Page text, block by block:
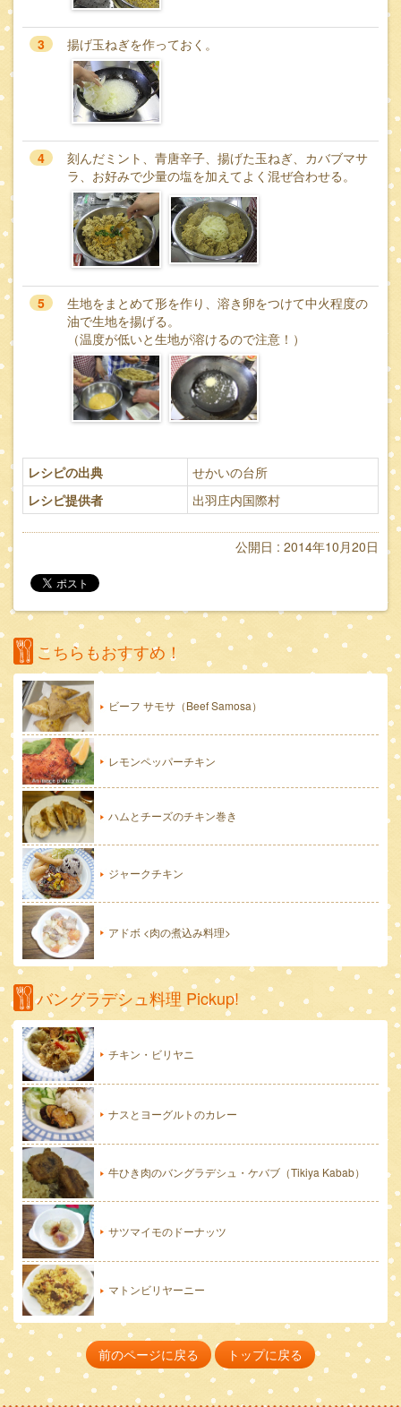
3 揚げ玉ねぎを作っておく。
4
刻んだミント、青唐辛子、揚げた玉ねぎ、カバブマサ
ラ、お好みで少量の塩を加えてよく混ぜ合わせる。
5
生地をまとめて形を作り、溶き卵をつけて中火程度の
油で生地を揚げる。
（温度が低いと生地が溶けるので注意！）
レシピの出典
せかいの台所
レシピ提供者
出羽庄内国際村
公開日 : 2014年10月20日
こちらもおすすめ！
ビーフ サモサ（Beef Samosa）
レモンペッパーチキン
ハムとチーズのチキン巻き
ジャークチキン
アドボ <肉の煮込み料理>
バングラデシュ料理 Pickup!
チキン・ビリヤニ
ナスとヨーグルトのカレー
牛ひき肉のバングラデシュ・ケバブ（Tikiya Kabab）
サツマイモのドーナッツ
マトンビリヤーニー
前のページに戻る トップに戻る